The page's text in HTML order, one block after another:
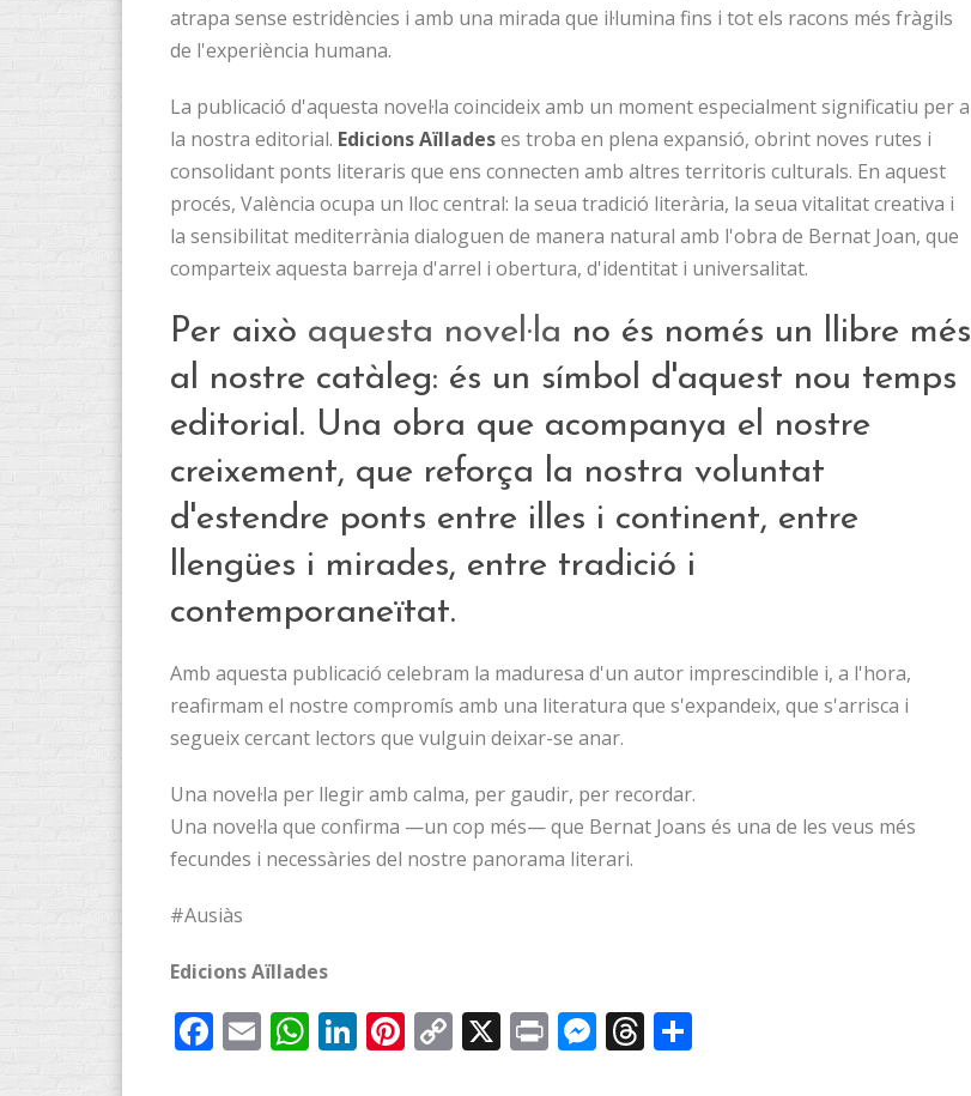
atrapa sense estridències i amb una mirada que il·lumina fins i tot els racons més fràgils
de l'experiència humana.
La publicació d'aquesta novel·la coincideix amb un moment especialment significatiu per a
la nostra editorial. Edicions Aïlladeses troba en plena expansió, obrint noves rutes i
consolidant ponts literaris que ens connecten amb altres territoris culturals. En aquest
procés, València ocupa un lloc central: la seua tradició literària, la seua vitalitat creativa i
la sensibilitat mediterrània dialoguen de manera natural amb l'obra de Bernat Joan, que
comparteix aquesta barreja d'arrel i obertura, d'identitat i universalitat.
Per això aquesta novel·la no és només un llibre més
al nostre catàleg: és un símbol d'aquest nou temps
editorial. Una obra que acompanya el nostre
creixement, que reforça la nostra voluntat
d'estendre ponts entre illes i continent, entre
llengües i mirades, entre tradició i
contemporaneïtat.
Amb aquesta publicació celebram la maduresa d'un autor imprescindible i, a l'hora,
reafirmam el nostre compromís amb una literatura que s'expandeix, que s'arrisca i
segueix cercant lectors que vulguin deixar-se anar.
Una novel·la per llegir amb calma, per gaudir, per recordar.
Una novel·la que confirma —un cop més— que Bernat Joans és una de les veus més
fecundes i necessàries del nostre panorama literari.
#Ausiàs
Edicions Aïllades
Facebook
EmailWhatsApp
LinkedIn
Pinterest
Copy
Link
X PrintMessenger
Threads